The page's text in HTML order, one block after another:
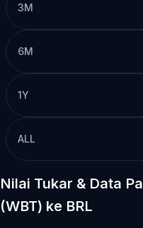
3M
6M
1Y
ALL
Nilai Tukar & Data
(WBT) ke BRL